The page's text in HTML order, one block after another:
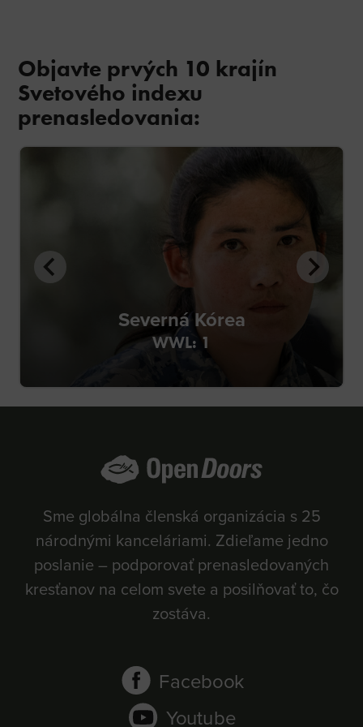
Objavte prvých 10 krajín
Svetového indexu
prenasledovania:
Severná Kórea
WWL: 1
Sme globálna členská organizácia s 25
národnými kanceláriami. Zdieľame jedno
poslanie – podporovať prenasledovaných
kresťanov na celom svete a posilňovať to, čo
zostáva.
Facebook
Youtube